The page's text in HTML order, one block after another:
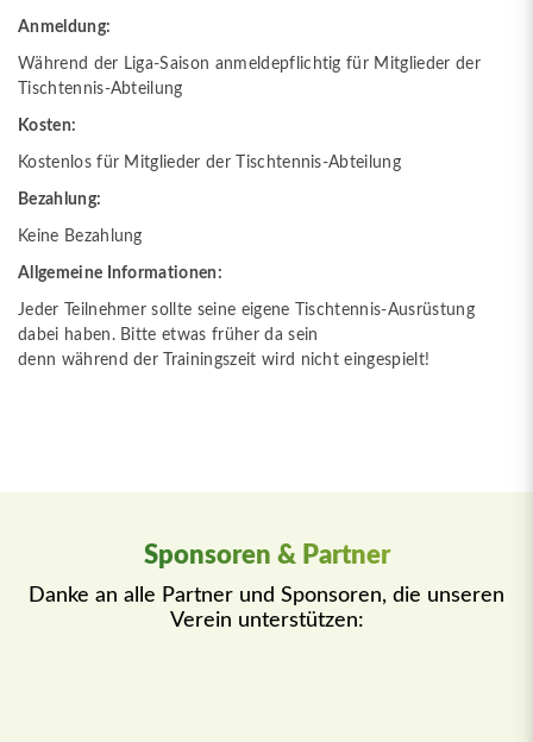
Anmeldung:
Während der Liga-Saison anmeldepflichtig für Mitglieder der
Tischtennis-Abteilung
Kosten:
Kostenlos für Mitglieder der Tischtennis-Abteilung
Bezahlung:
Keine Bezahlung
Allgemeine Informationen:
Jeder Teilnehmer sollte seine eigene Tischtennis-Ausrüstung
dabei haben. Bitte etwas früher da sein
denn während der Trainingszeit wird nicht eingespielt!
Sponsoren & Partner
Danke an alle Partner und Sponsoren, die unseren
Verein unterstützen: